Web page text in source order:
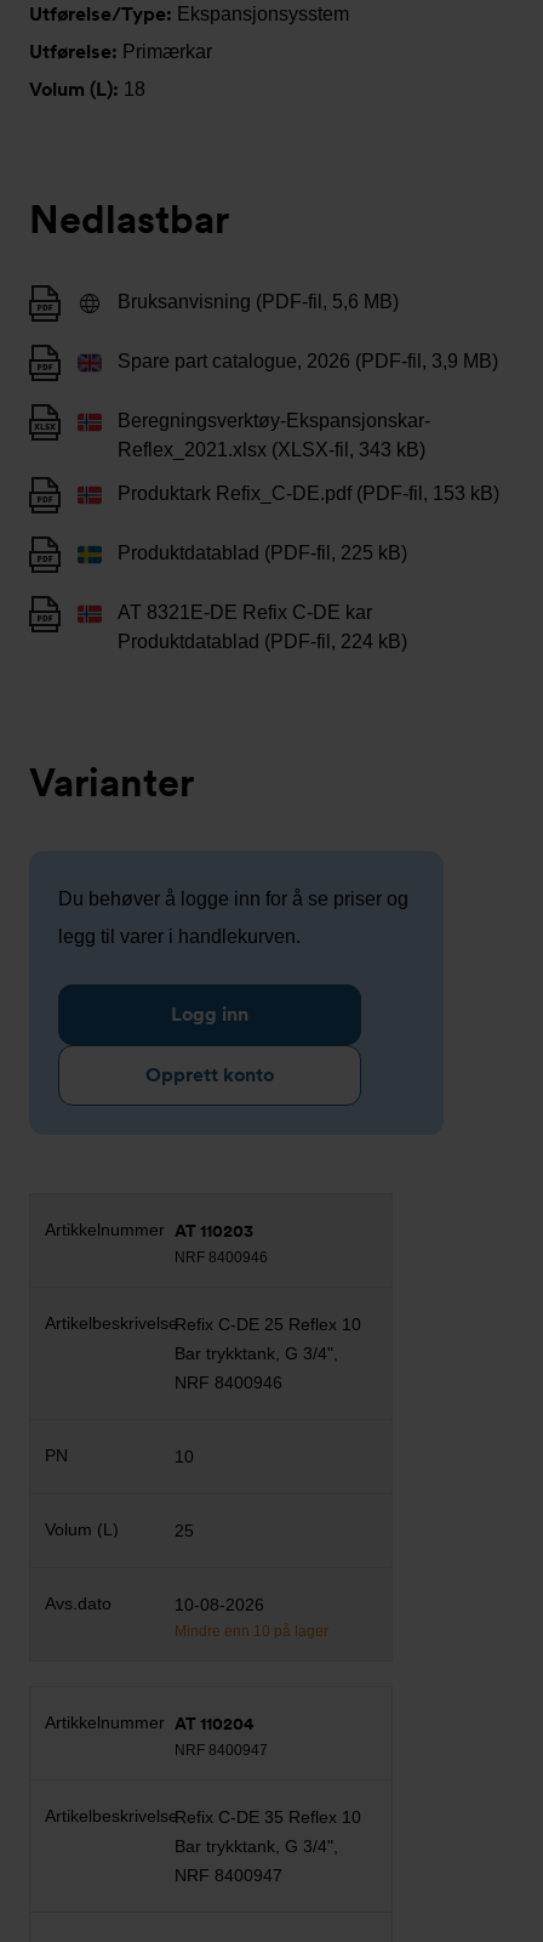
Utførelse/Type: Ekspansjonsysstem
Utførelse: Primærkar
Volum (L): 18
Nedlastbar
Bruksanvisning (PDF-fil, 5,6 MB)
Spare part catalogue, 2026 (PDF-fil, 3,9 MB)
Beregningsverktøy-Ekspansjonskar-
Reflex_2021.xlsx (XLSX-fil, 343 kB)
Produktark Refix_C-DE.pdf (PDF-fil, 153 kB)
Produktdatablad (PDF-fil, 225 kB)
AT 8321E-DE Refix C-DE kar
Produktdatablad (PDF-fil, 224 kB)
Varianter
Du behøver å logge inn for å se priser og
legg til varer i handlekurven.
Logg inn
Opprett konto
AT 110203
NRF 8400946
Refix C-DE 25 Reflex 10
Bar trykktank, G 3/4",
NRF 8400946
10
25
10-08-2026
Mindre enn 10 på lager
AT 110204
NRF 8400947
Refix C-DE 35 Reflex 10
Bar trykktank, G 3/4",
NRF 8400947